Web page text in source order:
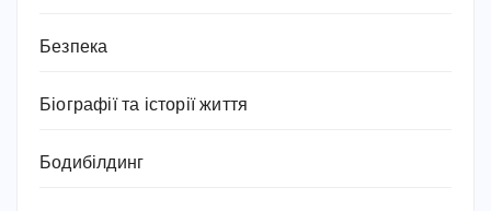
Безпека
Біографії та історії життя
Бодибілдинг